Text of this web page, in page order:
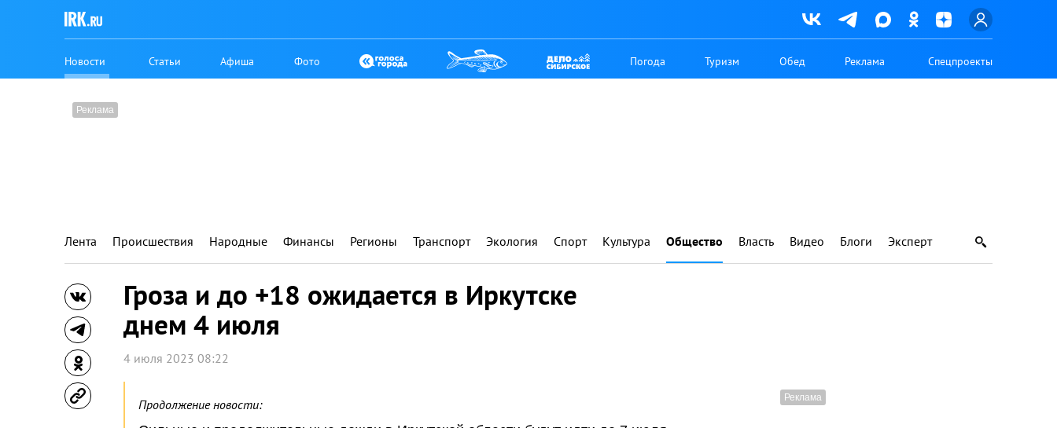
Новости Статьи Афиша Фото Погода Туризм Обед Реклама Спецпроекты
Лента Происшествия Народные Финансы Регионы Транспорт Экология Спорт Культура Общество Власть Видео Блоги Эксперт
Гроза и до +18 ожидается в Иркутске
днем 4 июля
4 июля 2023 08:22
Продолжение новости: